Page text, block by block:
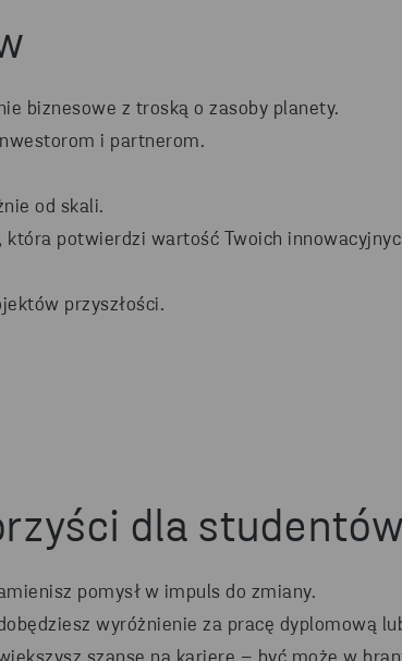
biznesowe z troską o zasoby planety.
i partnerom.
od skali.
która potwierdzi wartość Twoich
przyszłości.
dla studentów
pomysł w impuls do zmiany.
wyróżnienie za pracę dyplomową